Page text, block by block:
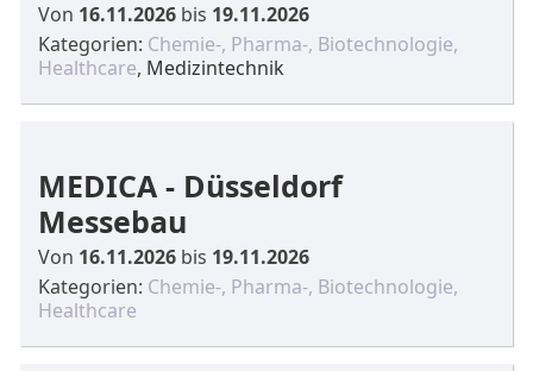
Von 16.11.2026 bis 19.11.2026
Kategorien: Chemie-, Pharma-, Biotechnologie,
Healthcare, Medizintechnik
MEDICA - Düsseldorf
Messebau
Von 16.11.2026 bis 19.11.2026
Kategorien: Chemie-, Pharma-, Biotechnologie,
Healthcare